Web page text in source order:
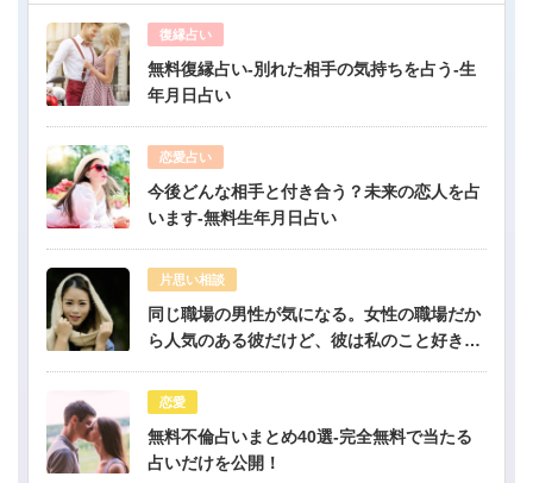
復縁占い
無料復縁占い-別れた相手の気持ちを占う-生
年月日占い
恋愛占い
今後どんな相手と付き合う？未来の恋人を占
います-無料生年月日占い
片思い相談
同じ職場の男性が気になる。女性の職場だか
ら人気のある彼だけど、彼は私のこと好き？-
恋愛
無料不倫占いまとめ40選-完全無料で当たる
占いだけを公開！